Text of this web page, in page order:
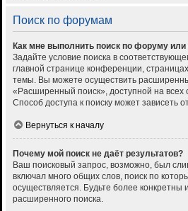
Поиск по форумам
Как мне выполнить поиск по форуму
Задайте условие поиска в
главной странице конференции,
темы. Вы можете осуществить
«Расширенный поиск», доступной на всех
Способ доступа к поиску может зависеть
Вернуться к началу
Почему мой поиск не даёт результатов?
Ваш поисковый запрос, возможно, был
включал много общих слов, поиск по
осуществляется. Будьте более конкретны
расширенного поиска.